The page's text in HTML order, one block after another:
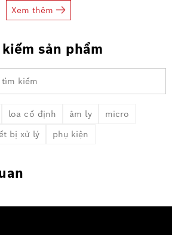
Xem thêm
sản phẩm
loa cố định âm ly
micro
bị xử lý
phụ kiện